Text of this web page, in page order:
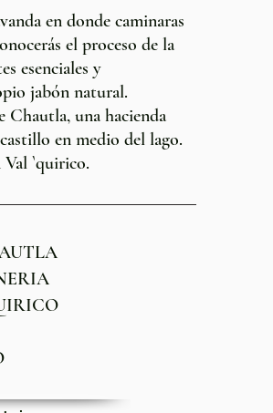
en donde caminaras
el proceso de la
esenciales y
jabón natural.
Chautla, una hacienda
en medio del lago.
Val `quirico.